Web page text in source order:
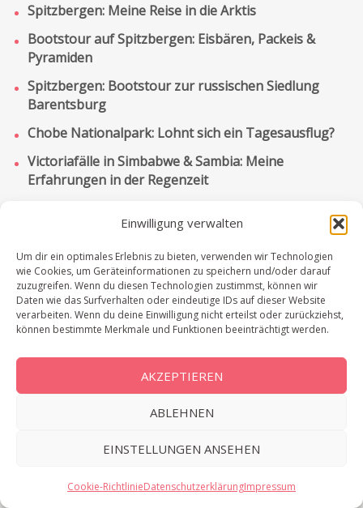
Einwilligung verwalten
Um dir ein optimales Erlebnis zu bieten, verwenden wir Technologien
wie Cookies, um Geräteinformationen zu speichern und/oder darauf
zuzugreifen. Wenn du diesen Technologien zustimmst, können wir
Daten wie das Surfverhalten oder eindeutige IDs auf dieser Website
verarbeiten. Wenn du deine Einwilligung nicht erteilst oder zurückziehst,
können bestimmte Merkmale und Funktionen beeinträchtigt werden.
AKZEPTIEREN
ABLEHNEN
EINSTELLUNGEN ANSEHEN
Cookie-RichtlinieDatenschutzerklärungImpressum
Spitzbergen: Meine Reise in die Arktis
Bootstour auf Spitzbergen: Eisbären, Packeis &
Pyramiden
Spitzbergen: Bootstour zur russischen Siedlung
Barentsburg
Chobe Nationalpark: Lohnt sich ein Tagesausflug?
Victoriafälle in Simbabwe & Sambia: Meine
Erfahrungen in der Regenzeit
© 2026 Ipackedmybackpack.de | Außergewöhnliche Reiseziele &
individuelle Rundreisen. Stolz präsentiert vonSydney